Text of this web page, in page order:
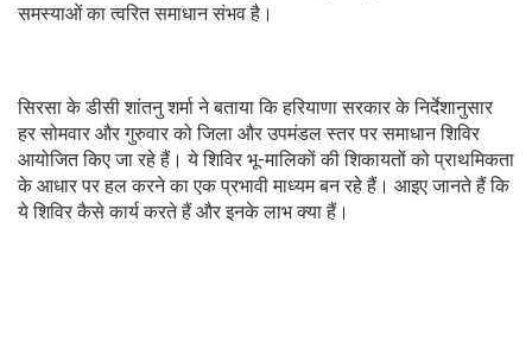
समस्याओं का त्वरित समाधान संभव है।
सिरसा के डीसी शांतनु शर्मा ने बताया कि हरियाणा सरकार के निर्देशानुसार
हर सोमवार और गुरुवार को जिला और उपमंडल स्तर पर समाधान शिविर
आयोजित किए जा रहे हैं। ये शिविर भू-मालिकों की शिकायतों को प्राथमिकता
के आधार पर हल करने का एक प्रभावी माध्यम बन रहे हैं। आइए जानते हैं कि
ये शिविर कैसे कार्य करते हैं और इनके लाभ क्या हैं।